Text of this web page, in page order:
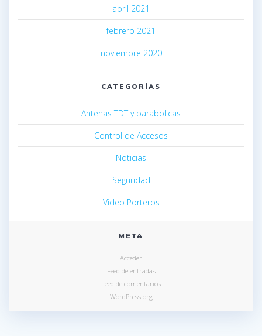
abril 2021
febrero 2021
noviembre 2020
CATEGORÍAS
Antenas TDT y parabolicas
Control de Accesos
Noticias
Seguridad
Video Porteros
META
Acceder
Feed de entradas
Feed de comentarios
WordPress.org